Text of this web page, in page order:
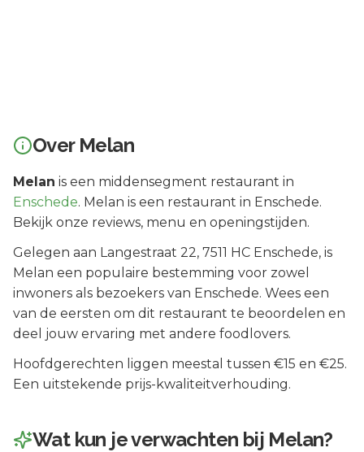
Over Melan
Melan is een middensegment restaurant in
Enschede. Melan is een restaurant in Enschede.
Bekijk onze reviews, menu en openingstijden.
Gelegen aan Langestraat 22, 7511 HC Enschede, is
Melan een populaire bestemming voor zowel
inwoners als bezoekers van Enschede. Wees een
van de eersten om dit restaurant te beoordelen en
deel jouw ervaring met andere foodlovers.
Hoofdgerechten liggen meestal tussen €15 en €25.
Een uitstekende prijs-kwaliteitverhouding.
Wat kun je verwachten bij Melan?